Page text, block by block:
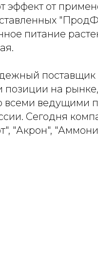
эффект от
питание
поставщик
позиции на
всеми ведущими
Сегодня
"Акрон",